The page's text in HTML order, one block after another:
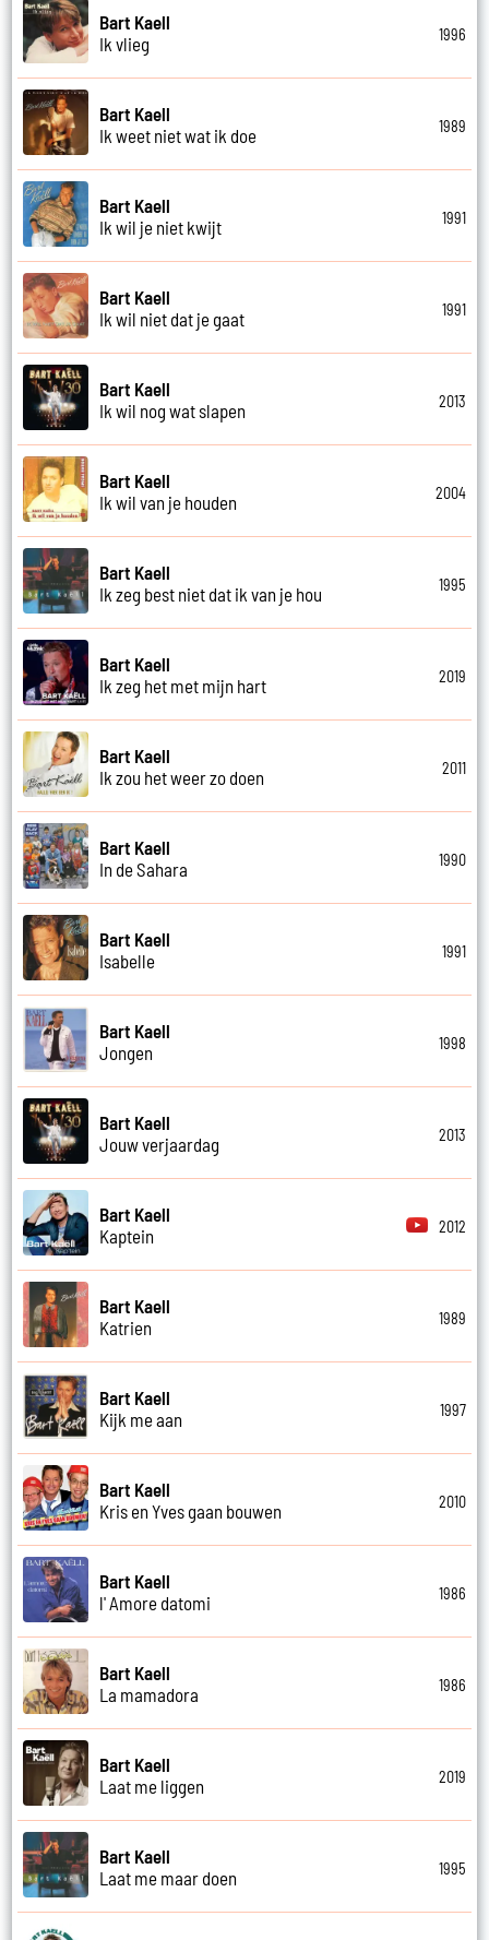
Bart Kaell
Ik vlieg
1996
Bart Kaell
Ik weet niet wat ik doe
1989
Bart Kaell
Ik wil je niet kwijt
1991
Bart Kaell
Ik wil niet dat je gaat
1991
Bart Kaell
Ik wil nog wat slapen
2013
Bart Kaell
Ik wil van je houden
2004
Bart Kaell
Ik zeg best niet dat ik van je hou
1995
Bart Kaell
Ik zeg het met mijn hart
2019
Bart Kaell
Ik zou het weer zo doen
2011
Bart Kaell
In de Sahara
1990
Bart Kaell
Isabelle
1991
Bart Kaell
Jongen
1998
Bart Kaell
Jouw verjaardag
2013
Bart Kaell
Kaptein
2012
Bart Kaell
Katrien
1989
Bart Kaell
Kijk me aan
1997
Bart Kaell
Kris en Yves gaan bouwen
2010
Bart Kaell
l' Amore datomi
1986
Bart Kaell
La mamadora
1986
Bart Kaell
Laat me liggen
2019
Bart Kaell
Laat me maar doen
1995